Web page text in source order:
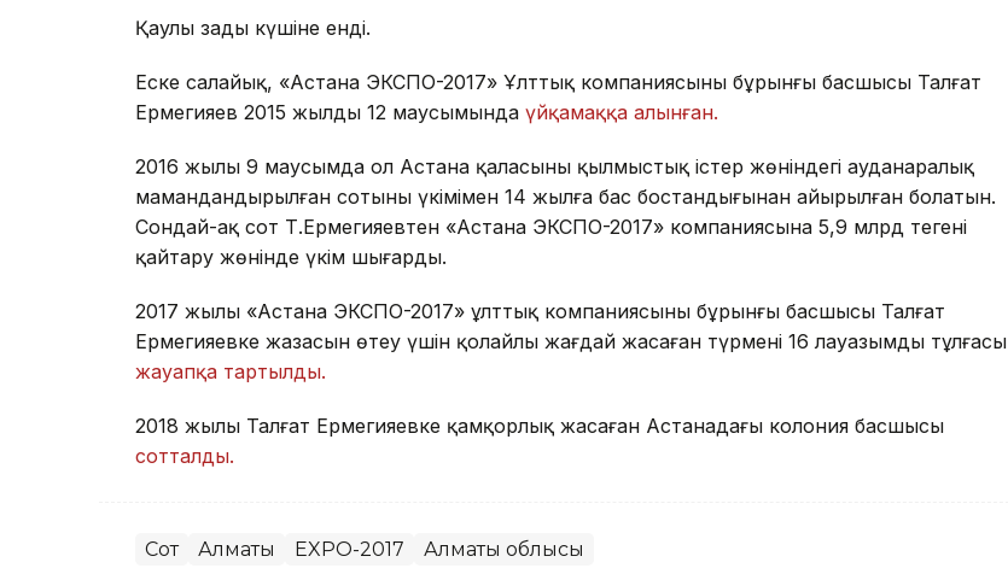
Қаулы заңды күшіне енді.
Еске салайық, «Астана ЭКСПО-2017» Ұлттық компаниясының бұрынғы басшысы Талғат
Ермегияев 2015 жылдың 12 маусымында үйқамаққа алынған.
2016 жылы 9 маусымда ол Астана қаласының қылмыстық істер жөніндегі ауданаралық
мамандандырылған сотының үкімімен 14 жылға бас бостандығынан айырылған болатын.
Сондай-ақ сот Т.Ермегияевтен «Астана ЭКСПО-2017» компаниясына 5,9 млрд теңгені
қайтару жөнінде үкім шығарды.
2017 жылы «Астана ЭКСПО-2017» ұлттық компаниясының бұрынғы басшысы Талғат
Ермегияевке жазасын өтеу үшін қолайлы жағдай жасаған түрменің 16 лауазымды тұлғасы
жауапқа тартылды.
2018 жылы Талғат Ермегияевке қамқорлық жасаған Астанадағы колония басшысы
сотталды.
Сот Алматы EXPO-2017 Алматы облысы